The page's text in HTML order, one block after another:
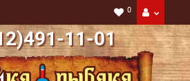
0
11-01